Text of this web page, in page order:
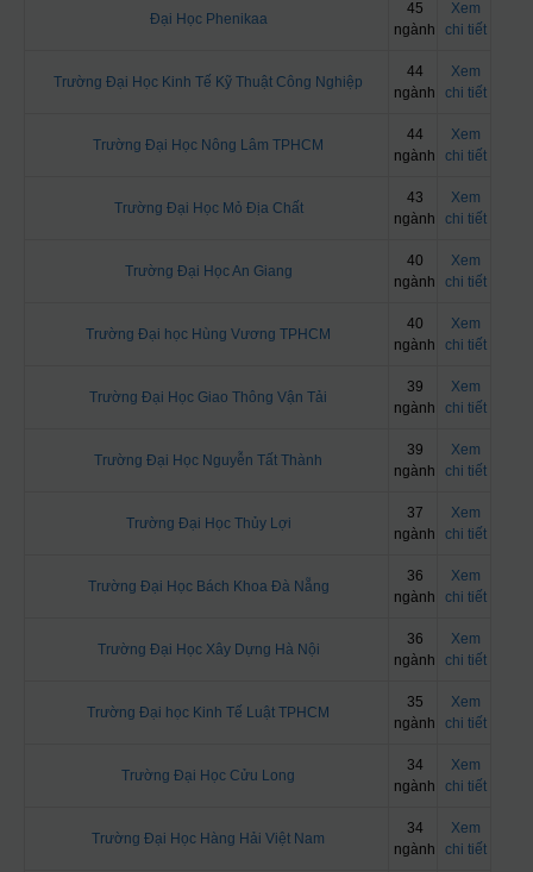
Đại Học Phenikaa
45
ngành
Xem
chi tiết
Trường Đại Học Kinh Tế Kỹ Thuật Công Nghiệp
44
ngành
Xem
chi tiết
Trường Đại Học Nông Lâm TPHCM
44
ngành
Xem
chi tiết
Trường Đại Học Mỏ Địa Chất
43
ngành
Xem
chi tiết
Trường Đại Học An Giang
40
ngành
Xem
chi tiết
Trường Đại học Hùng Vương TPHCM
40
ngành
Xem
chi tiết
Trường Đại Học Giao Thông Vận Tải
39
ngành
Xem
chi tiết
Trường Đại Học Nguyễn Tất Thành
39
ngành
Xem
chi tiết
Trường Đại Học Thủy Lợi
37
ngành
Xem
chi tiết
Trường Đại Học Bách Khoa Đà Nẵng
36
ngành
Xem
chi tiết
Trường Đại Học Xây Dựng Hà Nội
36
ngành
Xem
chi tiết
Trường Đại học Kinh Tế Luật TPHCM
35
ngành
Xem
chi tiết
Trường Đại Học Cửu Long
34
ngành
Xem
chi tiết
Trường Đại Học Hàng Hải Việt Nam
34
ngành
Xem
chi tiết